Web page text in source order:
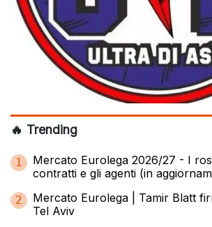
🔥 Trending
1
Mercato Eurolega 2026/27 - I
contratti e gli agenti (in
2
Mercato Eurolega | Tamir Blatt
Tel Aviv